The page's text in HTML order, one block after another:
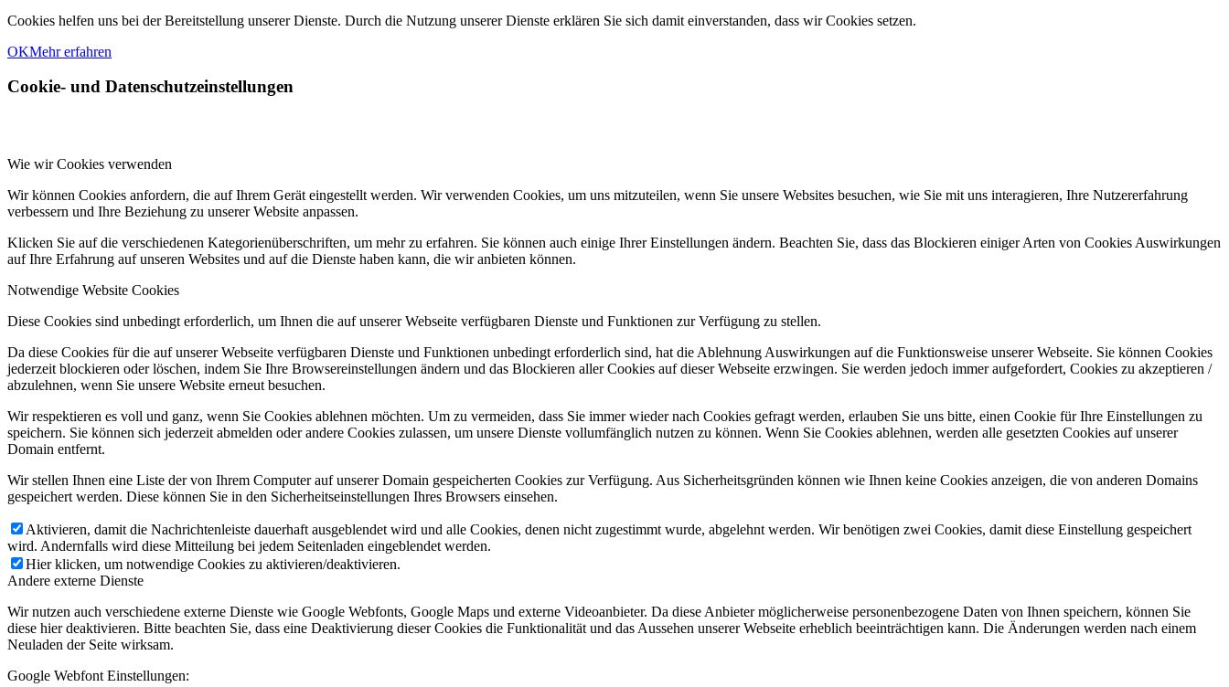
Cookies helfen uns bei der Bereitstellung unserer Dienste. Durch die Nutzung unserer Dienste erklären Sie sich damit einverstanden, dass wir Cookies setzen.
OKMehr erfahren
Cookie- und Datenschutzeinstellungen
Wie wir Cookies verwenden
Wir können Cookies anfordern, die auf Ihrem Gerät eingestellt werden. Wir verwenden Cookies, um uns mitzuteilen, wenn Sie unsere Websites besuchen, wie Sie mit uns interagieren, Ihre Nutzererfahrung
verbessern und Ihre Beziehung zu unserer Website anpassen.
Klicken Sie auf die verschiedenen Kategorienüberschriften, um mehr zu erfahren. Sie können auch einige Ihrer Einstellungen ändern. Beachten Sie, dass das Blockieren einiger Arten von Cookies Auswirkungen
auf Ihre Erfahrung auf unseren Websites und auf die Dienste haben kann, die wir anbieten können.
Notwendige Website Cookies
Diese Cookies sind unbedingt erforderlich, um Ihnen die auf unserer Webseite verfügbaren Dienste und Funktionen zur Verfügung zu stellen.
Da diese Cookies für die auf unserer Webseite verfügbaren Dienste und Funktionen unbedingt erforderlich sind, hat die Ablehnung Auswirkungen auf die Funktionsweise unserer Webseite. Sie können Cookies
jederzeit blockieren oder löschen, indem Sie Ihre Browsereinstellungen ändern und das Blockieren aller Cookies auf dieser Webseite erzwingen. Sie werden jedoch immer aufgefordert, Cookies zu akzeptieren /
abzulehnen, wenn Sie unsere Website erneut besuchen.
Wir respektieren es voll und ganz, wenn Sie Cookies ablehnen möchten. Um zu vermeiden, dass Sie immer wieder nach Cookies gefragt werden, erlauben Sie uns bitte, einen Cookie für Ihre Einstellungen zu
speichern. Sie können sich jederzeit abmelden oder andere Cookies zulassen, um unsere Dienste vollumfänglich nutzen zu können. Wenn Sie Cookies ablehnen, werden alle gesetzten Cookies auf unserer
Domain entfernt.
Wir stellen Ihnen eine Liste der von Ihrem Computer auf unserer Domain gespeicherten Cookies zur Verfügung. Aus Sicherheitsgründen können wie Ihnen keine Cookies anzeigen, die von anderen Domains
gespeichert werden. Diese können Sie in den Sicherheitseinstellungen Ihres Browsers einsehen.
Aktivieren, damit die Nachrichtenleiste dauerhaft ausgeblendet wird und alle Cookies, denen nicht zugestimmt wurde, abgelehnt werden. Wir benötigen zwei Cookies, damit diese Einstellung gespeichert
wird. Andernfalls wird diese Mitteilung bei jedem Seitenladen eingeblendet werden.
Hier klicken, um notwendige Cookies zu aktivieren/deaktivieren.
Andere externe Dienste
Wir nutzen auch verschiedene externe Dienste wie Google Webfonts, Google Maps und externe Videoanbieter. Da diese Anbieter möglicherweise personenbezogene Daten von Ihnen speichern, können Sie
diese hier deaktivieren. Bitte beachten Sie, dass eine Deaktivierung dieser Cookies die Funktionalität und das Aussehen unserer Webseite erheblich beeinträchtigen kann. Die Änderungen werden nach einem
Neuladen der Seite wirksam.
Google Webfont Einstellungen: